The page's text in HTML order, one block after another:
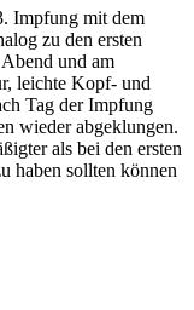
Impfung mit dem
zu den ersten
und am
leichte Kopf- und
Tag der Impfung
wieder abgeklungen.
als bei den ersten
haben sollten können